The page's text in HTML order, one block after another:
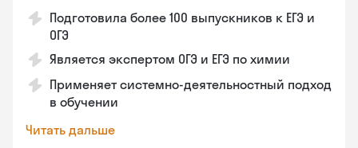
Подготовила более 100 выпускников к ЕГЭ и
ОГЭ
Является экспертом ОГЭ и ЕГЭ по химии
Применяет системно-деятельностный подход
в обучении
Читать дальше